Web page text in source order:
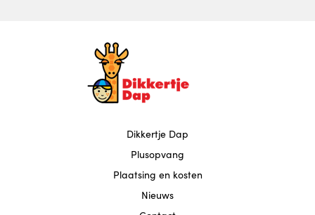
Locatie Centrum
Locatie Charlois
Dikkertje Dap
Plusopvang
Plaatsing en kosten
Nieuws